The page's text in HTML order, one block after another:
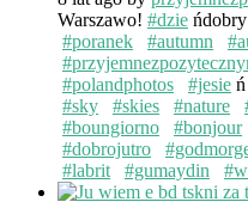
Warszawo! #dzie ńdobry
#poranek
#autumn
#polandphotos
#jesie ń
#sky
#skies #nature
#boungiorno
#bonjour
#dobrojutro
#labrit
#gumaydin